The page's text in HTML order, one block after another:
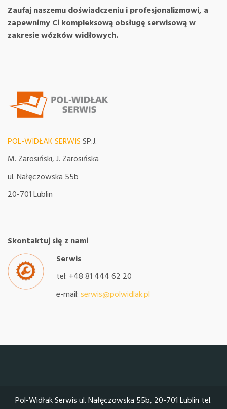
Zaufaj naszemu doświadczeniu i profesjonalizmowi, a
zapewnimy Ci kompleksową obsługę serwisową w
zakresie wózków widłowych.
POL-WIDŁAK SERWISSP.J.
M. Zarosiński, J. Zarosińska
ul. Nałęczowska 55b
20-701 Lublin
Skontaktuj się z nami
Serwis
tel: +48 81 444 62 20
e-mail:serwis@polwidlak.pl
Pol-Widłak Serwis ul. Nałęczowska 55b, 20-701 Lublin tel.